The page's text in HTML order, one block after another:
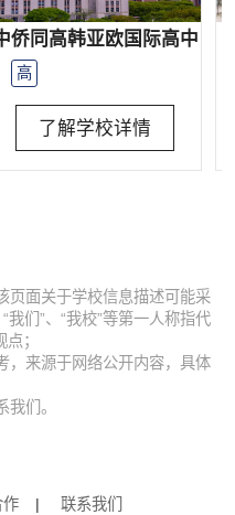
侨同高韩亚欧国际高中
高
了解学校详情
页面关于学校信息描述可能采
我们”、“我校”等第一人称指代
；
，来源于网络公开内容，具体
们。
作 | 联系我们